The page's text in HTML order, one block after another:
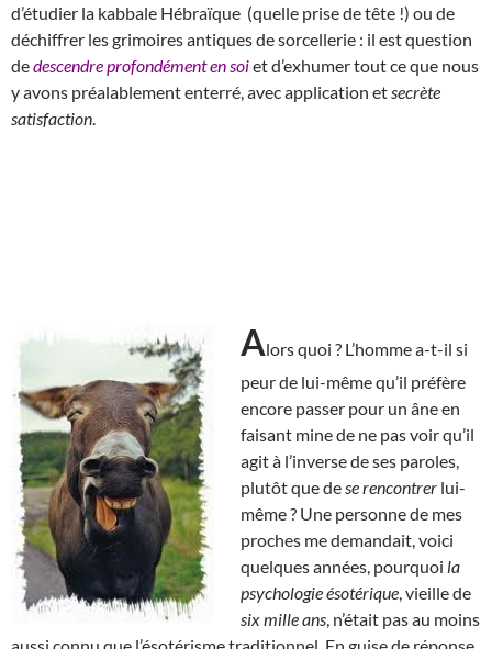
d’étudier la kabbale Hébraïque (quelle prise de tête !) ou de
déchiffrer les grimoires antiques de sorcellerie : il est question
dedescendre profondément en soiet d’exhumer tout ce que nous
y avons préalablement enterré, avec application et secrète
satisfaction
Alors quoi ? L’homme a-t-il si
peur de lui-même qu’il préfère
encore passer pour un âne en
faisant mine de ne pas voir qu’il
agit à l’inverse de ses paroles,
plutôt que de se rencontrer lui-
même ? Une personne de mes
proches me demandait, voici
quelques années, pourquoi la
psychologie ésotérique , vieille de
six mille ans , n’était pas au moins
aussi connu que l’ésotérisme traditionnel. En guise de réponse,